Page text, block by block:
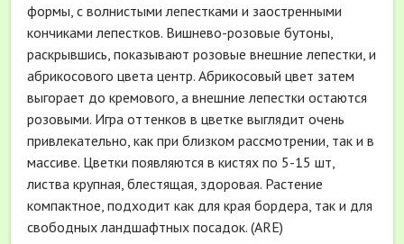
формы, с волнистыми лепестками и заостренными
кончиками лепестков. Вишнево-розовые бутоны,
раскрывшись, показывают розовые внешние лепестки, и
абрикосового цвета центр. Абрикосовый цвет затем
выгорает до кремового, а внешние лепестки остаются
розовыми. Игра оттенков в цветке выглядит очень
привлекательно, как при близком рассмотрении, так и в
массиве. Цветки появляются в кистях по 5-15 шт,
листва крупная, блестящая, здоровая. Растение
компактное, подходит как для края бордера, так и для
свободных ландшафтных посадок. (ARE)